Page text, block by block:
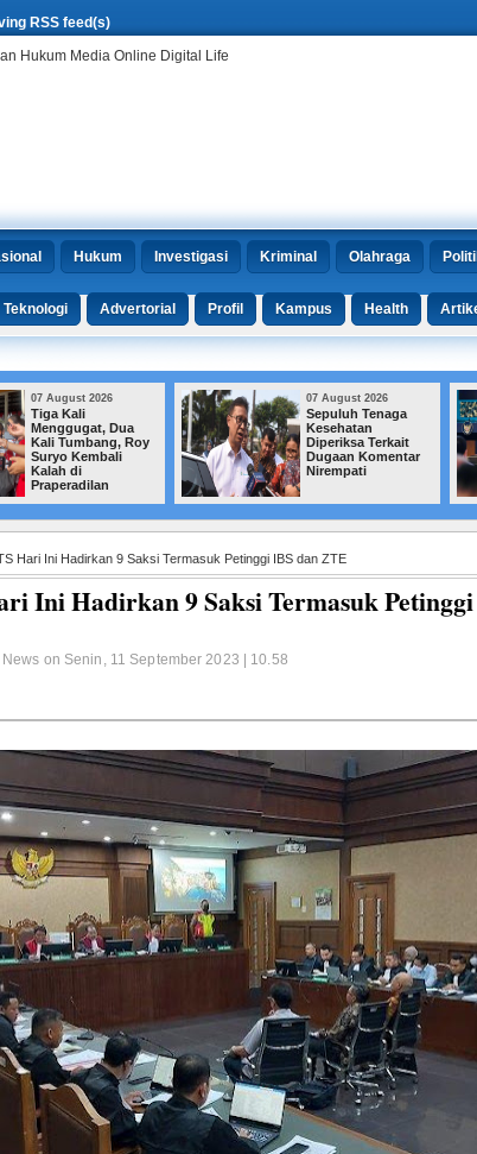
RSS feed(s)
Hukum Investigasi Kriminal Olahraga
Teknologi Advertorial Profil Kampus Health
2026
Dua
Roy
Kembali
di
07 August 2026
Sepuluh Tenaga
Kesehatan
Diperiksa Terkait
Dugaan Komentar
Nirempati
Hari Ini Hadirkan 9 Saksi Termasuk Petinggi IBS dan ZTE
Ini Hadirkan 9 Saksi Termasuk
on Senin, 11 September 2023 | 10.58